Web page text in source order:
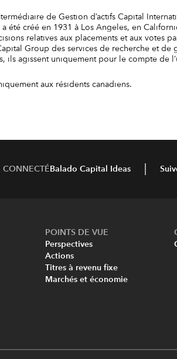
de Gestion d’actifs Capital
été créé en 1931 à Los Angeles, en
relatives aux placements et aux votes
Group des services de recherche et
ils agissent uniquement pour le compte de
aux résidents canadiens.
CONNECTÉ Balado Capital Ideas
POINTS DE VUE
Perspectives
Actions
Titres à revenu fixe
Marchés et économie